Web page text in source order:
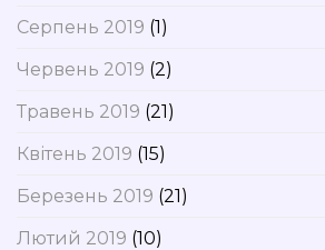
Серпень 2019 (1)
Червень 2019 (2)
Травень 2019 (21)
Квітень 2019 (15)
Березень 2019 (21)
Лютий 2019 (10)